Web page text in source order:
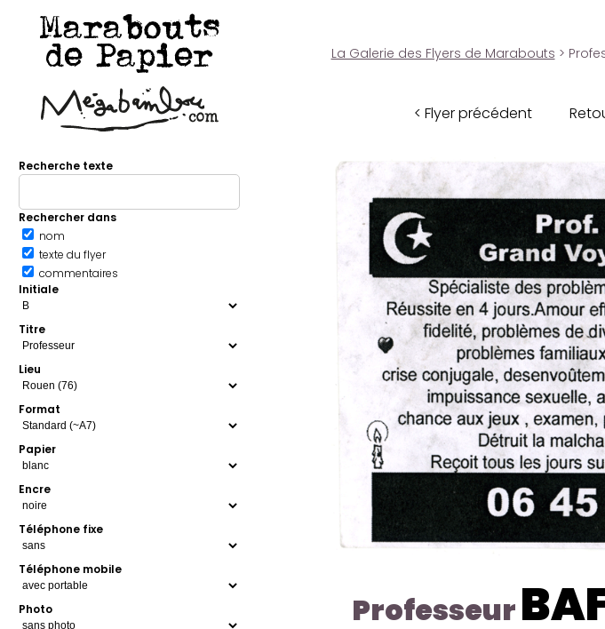
Marabouts
de Papier
Recherche texte
Rechercher dans
nom
texte du flyer
commentaires
Initiale
Titre
Lieu
Format
Papier
Encre
Téléphone fixe
Téléphone mobile
Photo
La Galerie des Flyers de Marabouts >
< Flyer précédent
Professeur